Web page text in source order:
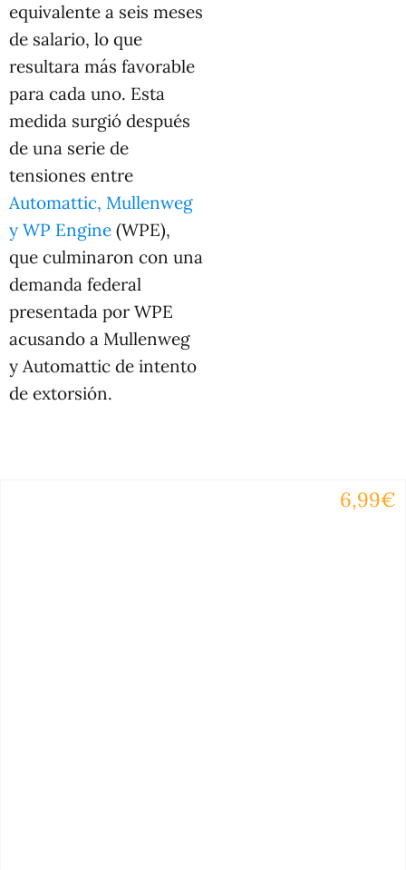
equivalente a seis meses
de salario, lo que
resultara más favorable
para cada uno. Esta
medida surgió después
de una serie de
tensiones entre
Automattic, Mullenweg
y WP Engine (WPE),
que culminaron con una
demanda federal
presentada por WPE
acusando a Mullenweg
y Automattic de intento
de extorsión.
6,99€